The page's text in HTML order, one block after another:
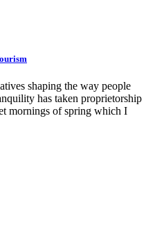
shaping the way people
has taken proprietorship
mornings of spring which I